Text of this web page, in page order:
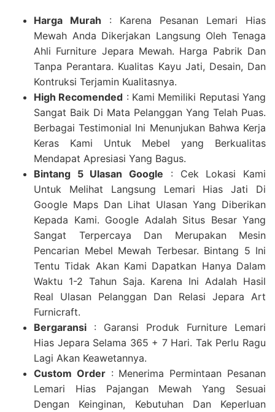
Harga Murah : Karena Pesanan Lemari Hias
Mewah Anda Dikerjakan Langsung Oleh Tenaga
Ahli Furniture Jepara Mewah. Harga Pabrik Dan
Tanpa Perantara. Kualitas Kayu Jati, Desain, Dan
Kontruksi Terjamin Kualitasnya.
High Recomended : Kami Memiliki Reputasi Yang
Sangat Baik Di Mata Pelanggan Yang Telah Puas.
Berbagai Testimonial Ini Menunjukan Bahwa Kerja
Keras Kami Untuk Mebel yang Berkualitas
Mendapat Apresiasi Yang Bagus.
Bintang 5 Ulasan Google : Cek Lokasi Kami
Untuk Melihat Langsung Lemari Hias Jati Di
Google Maps Dan Lihat Ulasan Yang Diberikan
Kepada Kami. Google Adalah Situs Besar Yang
Sangat Terpercaya Dan Merupakan Mesin
Pencarian Mebel Mewah Terbesar. Bintang 5 Ini
Tentu Tidak Akan Kami Dapatkan Hanya Dalam
Waktu 1-2 Tahun Saja. Karena Ini Adalah Hasil
Real Ulasan Pelanggan Dan Relasi Jepara Art
Furnicraft.
Bergaransi : Garansi Produk Furniture Lemari
Hias Jepara Selama 365 + 7 Hari. Tak Perlu Ragu
Lagi Akan Keawetannya.
Custom Order: Menerima Permintaan Pesanan
Lemari Hias Pajangan Mewah Yang Sesuai
Dengan Keinginan, Kebutuhan Dan Keperluan